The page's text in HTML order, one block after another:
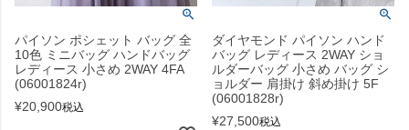
パイソン ポシェット バッグ 全
10色 ミニバッグ ハンドバッグ
レディース 小さめ 2WAY 4FA
(06001824r)
¥20,900税込
ダイヤモンド パイソン ハンド
バッグ レディース 2WAY ショ
ルダーバッグ 小さめ バッグ シ
ョルダー 肩掛け 斜め掛け 5F
(06001828r)
¥27,500税込